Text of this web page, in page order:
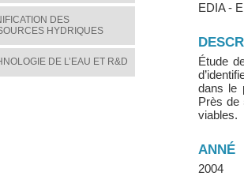
DES
HYDRIQUES
DE L’EAU ET R&D
EDIA -
Étude
dans le
Près de
viables.
ANNÉ
2004